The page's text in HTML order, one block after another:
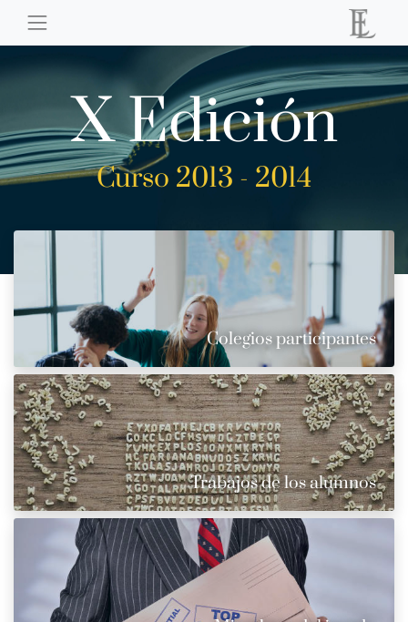
X Edición
Curso 2013 - 2014
Colegios participantes
Trabajos de los alumnos